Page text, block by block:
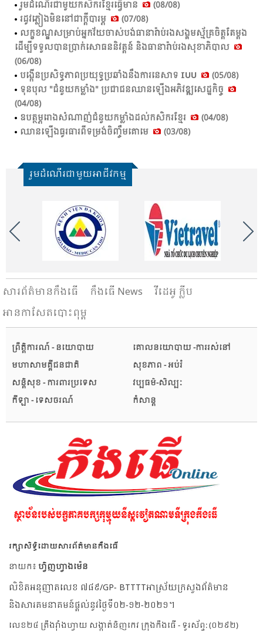
រួម​ដំ​ណើរ​ជា​មួយ​កសិ​ករ​ខ្មែរ​ធ្វើ​មាន​
(08/08)
រដូវ​ភ្លៀង​មិន​នៅ​ជា​ក្តី​បា​រម្ភ​
(07/08)
លក្ខ​ខណ្ឌ​សម្រាប់​អ្នក​វ័យ​ចាស់​បង់​ធា​នា​រ៉ាប់​រង​សង្គម​ស្ម័គ្រ​ចិត្ត​តែ​ម្តង
ដើម្បី​ទទួល​បាន​ប្រាក់​សោ​ធន​និវត្តន៍ និង​ធា​នា​រ៉ាប់​រង​សុខា​ភិបាល​
(06/08)
បង្កើន​ប្រ​សិទ្ធ​ភាព​ប្រ​យុទ្ធ​ប្រ​ឆាំង​នឹង​ការ​នេសាទ​ IUU
(05/08)
ទុនបុល "ជំនួយកម្លាំង" ប្រជាជនឈានឡើងអភិវឌ្ឍសេដ្ឋកិច្ច
(04/08)
ឧបត្ថម្ភរោងសំណាញ់ជំនួយកម្លាំងដល់កសិករខ្មែរ
(04/08)
ឈាន​ឡើង​ធូរ​ធារ​ពី​ទម្រង់​ចិញ្ចឹម​គោ​មេ​
(03/08)
រួមដំណើរជាមួយអាជីវកម្ម
សារ​ព័ត៌មានកឹងធើ កឹងធើ News
វីដេអូ ក្លីប
អានកាសែតបោះពុម្ព
ព្រឹត្តិការណ៍ - នយោបាយ
គោលនយោបាយ -ការរស់នៅ
មហាសាមគ្គីជនជាតិ
សុខភាព - អប់រំ
សន្តិសុខ - ការពារប្រទេស
វប្បធម៌-សិល្បៈ
កីឡា - ទេសចរណ៍
កំសាន្ត
រក្សាសិទ្ធិដោយសារព័ត៌មានកឹងធើ
នាយក៖ ហ្វិញហ្វាងម៉េន
លិខិតអនុញាតលេខ ៧៨៩/GP- BTTTTអាស្រ័យក្រសួងព័ត៌មាន
និងសារគមនាគមន៍ផ្តល់នូវថ្ងៃទី០២-១២-២០២១។
លេខ២៤ ត្រឹងវ៉ាំងហ្វាយ សង្កាត់និញកេវ ក្រុងកឹងធើ - ទូរស័ព្ទ: (០២៩២)